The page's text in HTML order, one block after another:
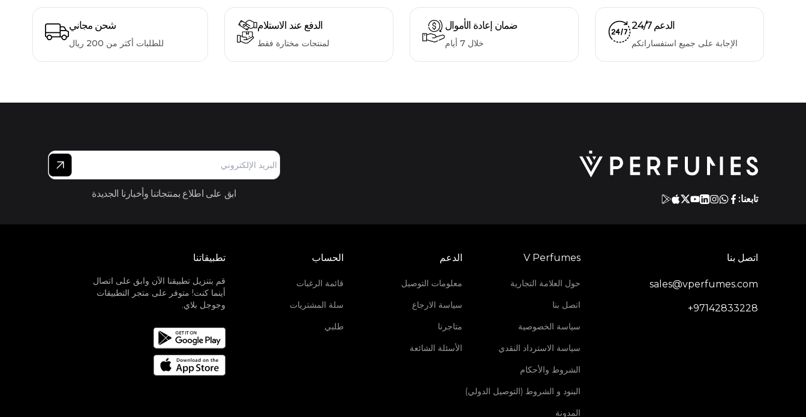
شحن مجاني
للطلبات أكثر من 200 ريال
الدفع عند الاستلام
لمنتجات مختارة فقط
ضمان إعادة الأموال
خلال 7 أيام
الدعم 24/7
الإجابة على جميع استفساراتكم
تابعنا: ابق على اطلاع بمنتجاتنا وأخبارنا الجديدة
اتصل بنا
sales@vperfumes.com
+97142833228
V Perfumes
حول العلامة التجارية
اتصل بنا
سياسة الخصوصية
سياسة الاسترداد النقدي
الشروط والأحكام
البنود و الشروط (التوصيل الدولي)
المدونة
الدعم
معلومات التوصيل
سياسة الارجاع
متاجرنا
الأسئلة الشائعة
الحساب
قائمة الرغبات
سلة المشتريات
طلبي
تطبيقاتنا
قم بتنزيل تطبيقنا الآن وابق على اتصال
أينما كنت! متوفر على متجر التطبيقات
وجوجل بلاي.